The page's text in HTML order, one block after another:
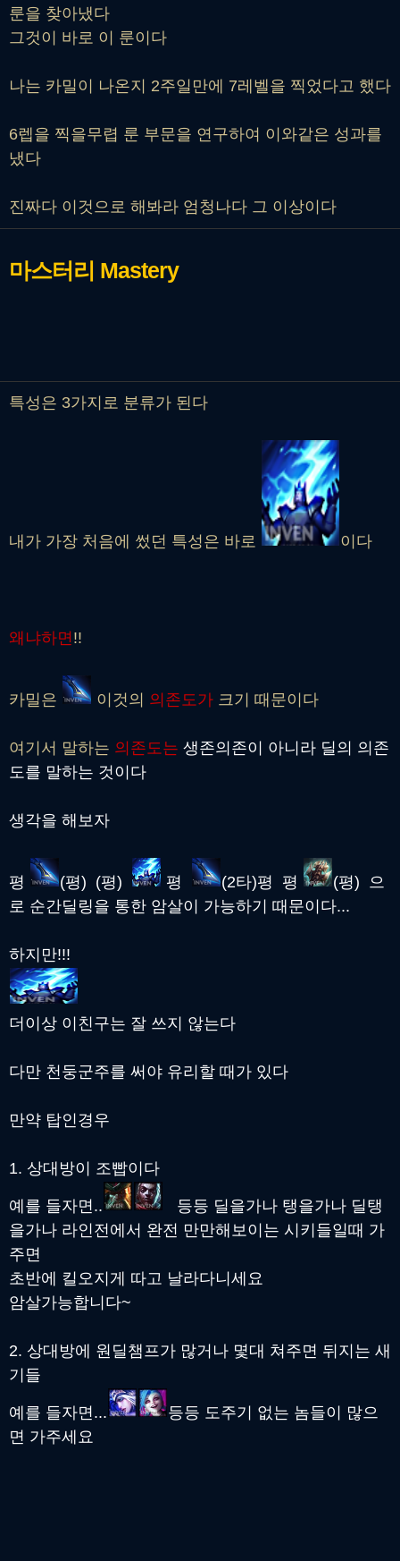
룬을 찾아냈다
그것이 바로 이 룬이다
나는 카밀이 나온지 2주일만에 7레벨을 찍었다고 했다
6렙을 찍을무렵 룬 부문을 연구하여 이와같은 성과를
냈다
진짜다 이것으로 해봐라 엄청나다 그 이상이다
마스터리 Mastery
특성은 3가지로 분류가 된다
내가 가장 처음에 썼던 특성은 바로 이다
왜냐하면!!
카밀은 이것의 의존도가 크기 때문이다
여기서 말하는 의존도는 생존의존이 아니라 딜의 의존
도를 말하는 것이다
생각을 해보자
평 (평) (평) 평 (2타)평 평
(평) 으
로 순간딜링을 통한 암살이 가능하기 때문이다...
하지만!!!
더이상 이친구는 잘 쓰지 않는다
다만 천둥군주를 써야 유리할 때가 있다
만약 탑인경우
1. 상대방이 조빱이다
예를 들자면..
등등 딜을가나 탱을가나 딜탱
을가나 라인전에서 완전 만만해보이는 시키들일때 가
주면
초반에 킬오지게 따고 날라다니세요
암살가능합니다~
2. 상대방에 원딜챔프가 많거나 몇대 쳐주면 뒤지는 새
기들
예를 들자면...
등등 도주기 없는 놈들이 많으
면 가주세요